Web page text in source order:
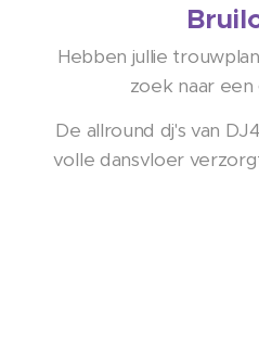
Hebben jullie
zoek naar
De allround dj's van
volle dansvloer